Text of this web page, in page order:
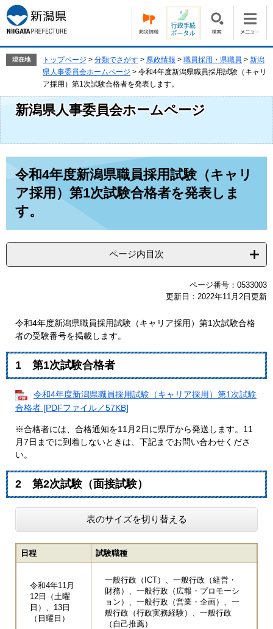
ー
ジ
の
す。
ニ
ュ
ー
し
て
本
文
へ
現在地 トップページ > 分類でさがす > 県政情報 > 職員採用・県職員 > 新潟
県人事委員会ホームページ > 令和4年度新潟県職員採用試験（キャリ
ア採用）第1次試験合格者を発表します。
新潟県人事委員会ホームページ
令和4年度新潟県職員採用試験（キャリ
ア採用）第1次試験合格者を発表しま
す。
ページ内目次
ページ番号：0533003
更新日：2022年11月2日更新
令和4年度新潟県職員採用試験（キャリア採用）第1次試験合格
者の受験番号を掲載します。
1 第1次試験合格者
令和4年度新潟県職員採用試験（キャリア採用）第1次試験
合格者 [PDFファイル／57KB]
※合格者には、合格通知を11月2日に県庁から発送します。11
月7日までに到着しないときは、下記までお問い合わせくださ
い。
2 第2次試験（面接試験）
表のサイズを切り替える
日程 試験職種
令和4年11月
12日（土曜
日）、13日
（日曜日）
一般行政（ICT）、一般行政（経営・
財務）、一般行政（広報・プロモーシ
ョン）、一般行政（営業・企画）、一
般行政（行政実務経験）、一般行政
（自己推薦）